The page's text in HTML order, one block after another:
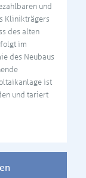
und
Klinikträgers
des alten
im
des Neubaus
ist
und tariert